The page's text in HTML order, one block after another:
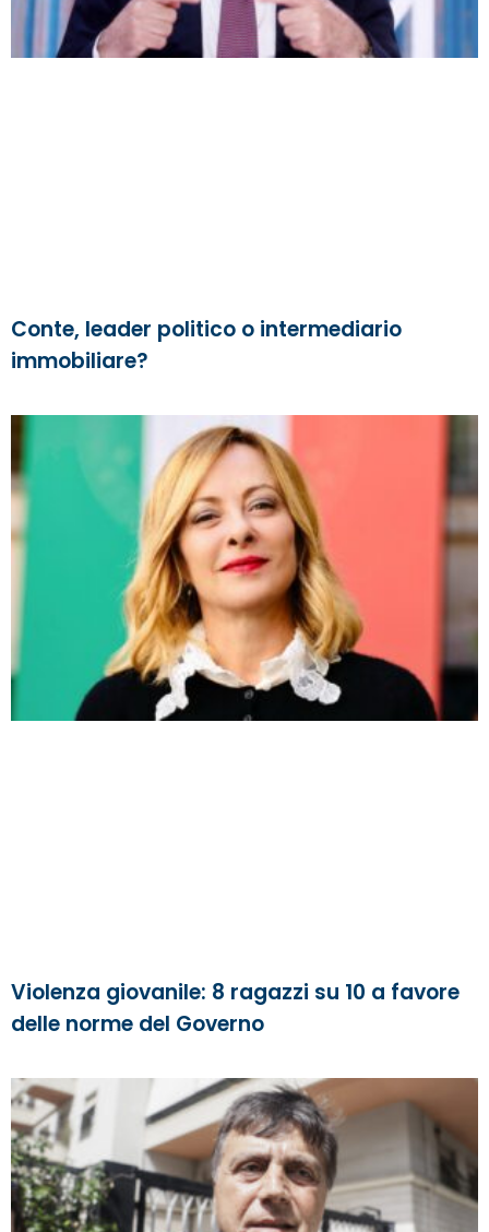
Conte, leader politico o intermediario
immobiliare?
Violenza giovanile: 8 ragazzi su 10 a favore
delle norme del Governo